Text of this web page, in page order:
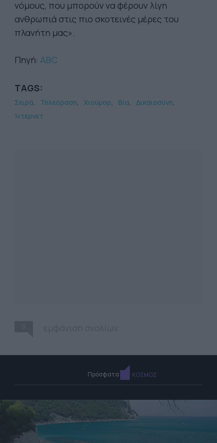
νόμους, που μπορούν να φέρουν λίγη
ανθρωπιά στις πιο σκοτεινές μέρες του
πλανήτη μας».
Πηγή: ABC
TAGS:
Σειρά Τηλεόραση Χιούμορ Βία
Δικαιοσύνη
Ίντερνετ
Πρόσφατα ΚΟΣΜΟΣ